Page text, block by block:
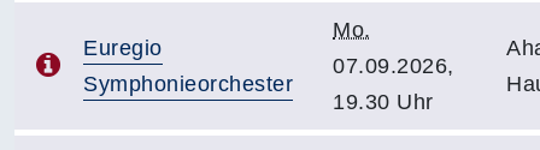
Euregio
Symphonieorchester
Mo.
07.09.2026,
19.30 Uhr